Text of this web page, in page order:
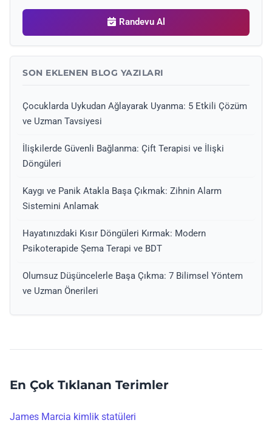
Randevu Al
SON EKLENEN BLOG YAZILARI
Çocuklarda Uykudan Ağlayarak Uyanma: 5 Etkili Çözüm
ve Uzman Tavsiyesi
İlişkilerde Güvenli Bağlanma: Çift Terapisi ve İlişki
Döngüleri
Kaygı ve Panik Atakla Başa Çıkmak: Zihnin Alarm
Sistemini Anlamak
Hayatınızdaki Kısır Döngüleri Kırmak: Modern
Psikoterapide Şema Terapi ve BDT
Olumsuz Düşüncelerle Başa Çıkma: 7 Bilimsel Yöntem
ve Uzman Önerileri
En Çok Tıklanan Terimler
James Marcia kimlik statüleri